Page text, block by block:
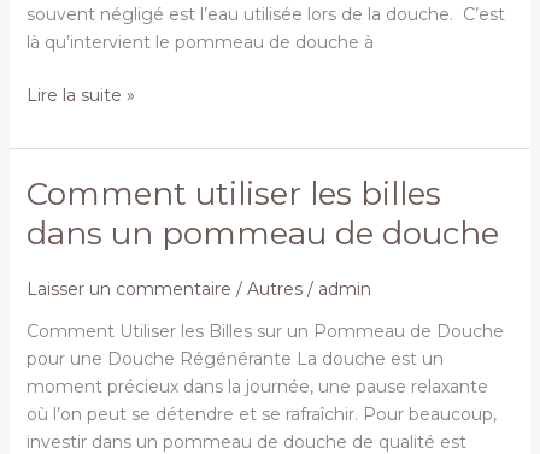
souvent négligé est l’eau utilisée lors de la douche. C’est
là qu’intervient le pommeau de douche à
Lire la suite »
Comment utiliser les billes
dans un pommeau de douche
Laisser un commentaire / Autres/ admin
Comment Utiliser les Billes sur un Pommeau de Douche
pour une Douche Régénérante La douche est un
moment précieux dans la journée, une pause relaxante
où l’on peut se détendre et se rafraîchir. Pour beaucoup,
investir dans un pommeau de douche de qualité est
Comment
les
dans
un
pommeau
de
douche